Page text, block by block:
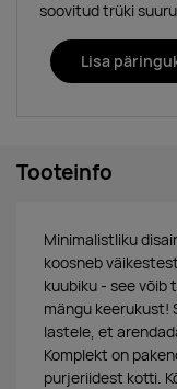
soovitud trüki
Lisa
Tooteinfo
Minimalistliku
koosneb
kuubiku - see võib
mängu keerukust!
lastele, et
Komplekt on
purjeriidest kotti.